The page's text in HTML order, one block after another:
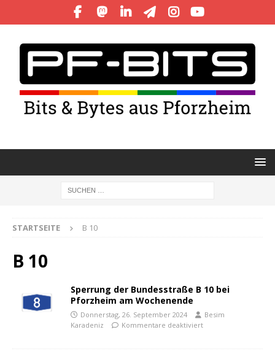
STARTSEITE B 10
B 10
Sperrung der Bundesstraße B 10 bei
Pforzheim am Wochenende
Donnerstag, 26. September 2024
Besim
Karadeniz
Kommentare deaktiviert